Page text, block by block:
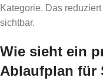
Kategorie. Das
sichtbar.
Wie sieht ein
Ablaufplan für